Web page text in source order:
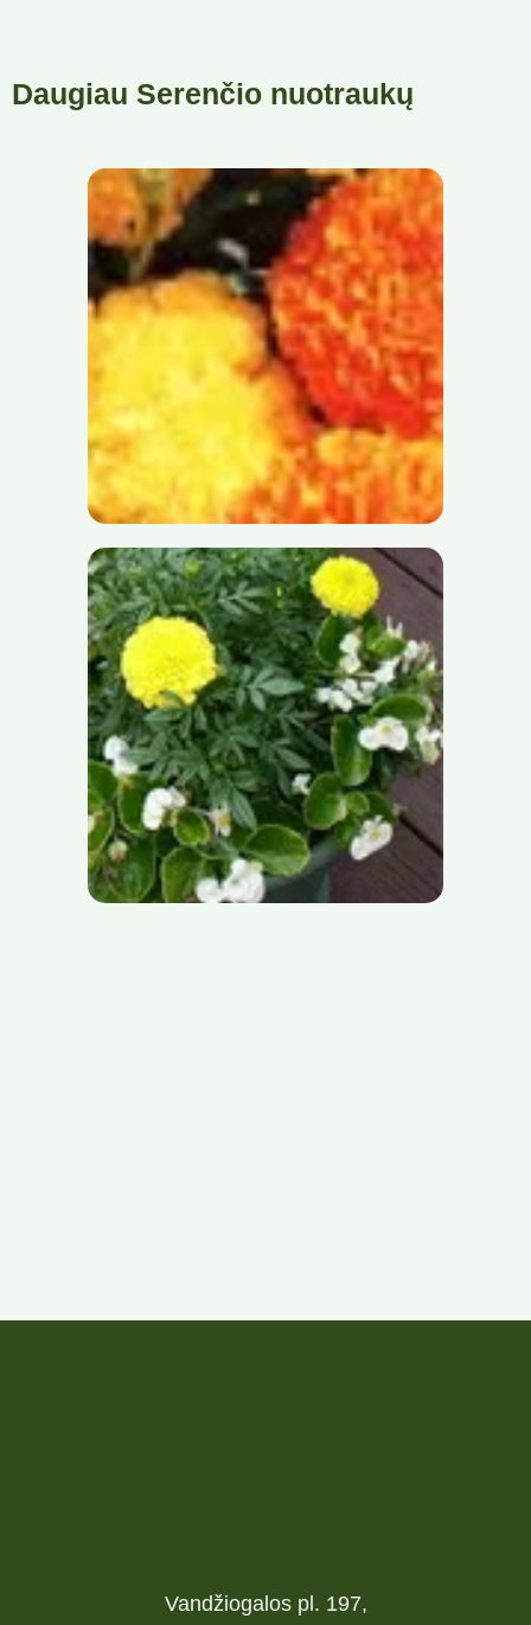
Daugiau Serenčio nuotraukų
Vandžiogalos pl. 197,